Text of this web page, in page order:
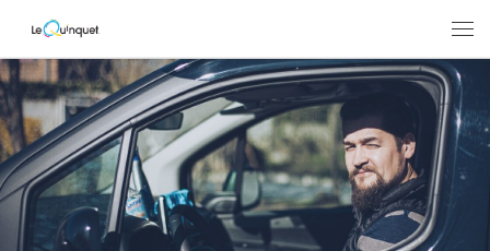
Passer au contenu